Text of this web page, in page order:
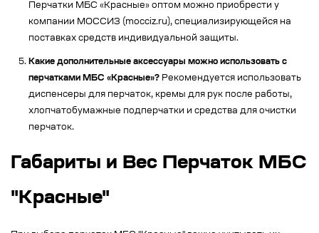
Перчатки МБС «Красные» оптом можно приобрести у
компании МОССИЗ (mocciz.ru), специализирующейся на
поставках средств индивидуальной защиты.
Какие дополнительные аксессуары можно использовать с
перчатками МБС «Красные»? Рекомендуется использовать
диспенсеры для перчаток, кремы для рук после работы,
хлопчатобумажные подперчатки и средства для очистки
перчаток.
Габариты и Вес Перчаток МБС
"Красные"